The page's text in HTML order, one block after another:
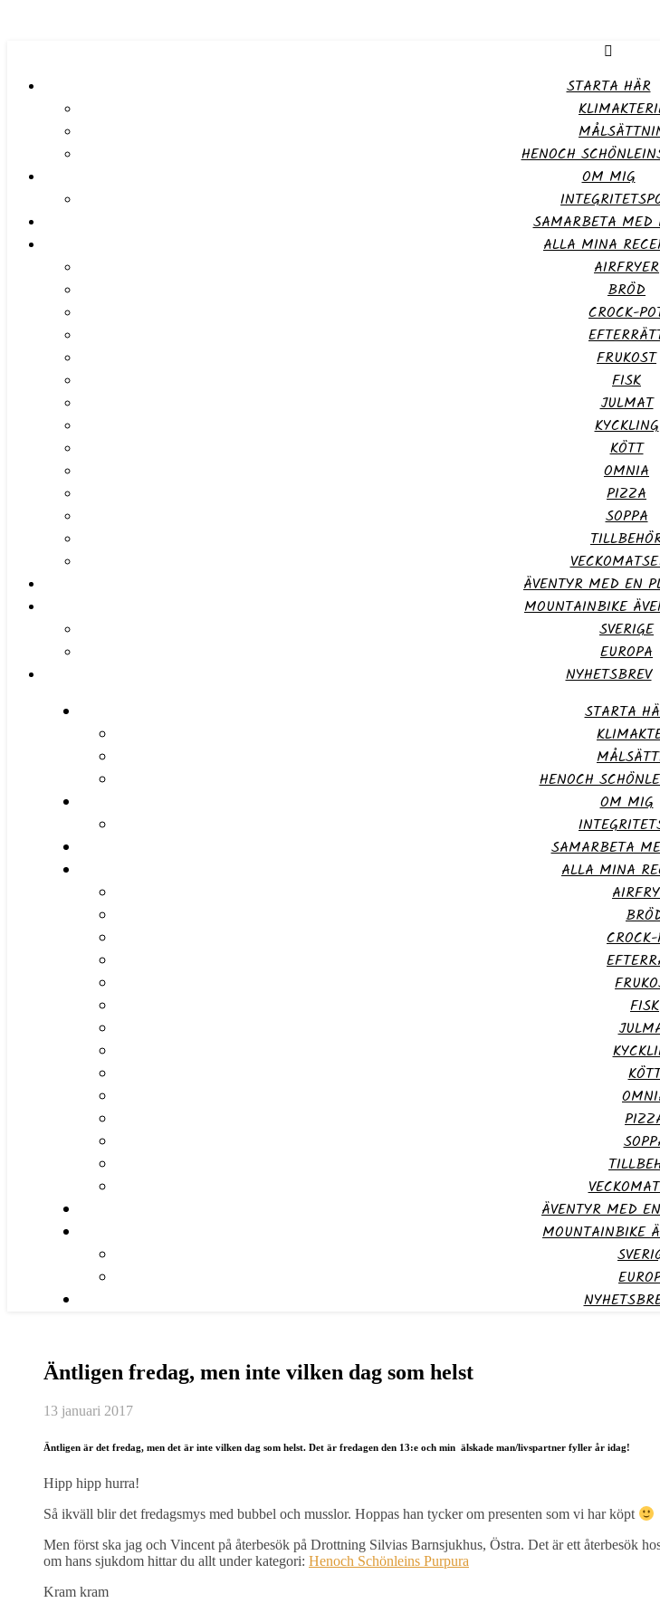
STARTA HÄR
HENOCH
OM MIG
SAMARBETA MED
ALLA MINA
AIRFRYER
BRÖD
CROCK-
FRUKOST
FISK
JULMAT
KYCKLING
KÖTT
OMNIA
PIZZA
SOPPA
ÄVENTYR MED EN
MOUNTAINBIKE
SVERIGE
EUROPA
NYHETSBREV
STARTA
HENOCH
OM MIG
SAMARBETA
ALLA MINA
FISK
ÄVENTYR MED
MOUNTAINBIKE
Äntligen fredag, men inte vilken dag som helst
13 januari 2017
Äntligen är det fredag, men det är inte vilken dag som helst. Det är fredagen den 13:e och min älskade man/livspartner fyller år idag!
Hipp hipp hurra!
Så ikväll blir det fredagsmys med bubbel och musslor. Hoppas han tycker om presenten som vi har köpt
Men först ska jag och Vincent på återbesök på Drottning Silvias Barnsjukhus, Östra. Det är ett återbesök
om hans sjukdom hittar du allt under kategori: Henoch Schönleins Purpura
Kram kram